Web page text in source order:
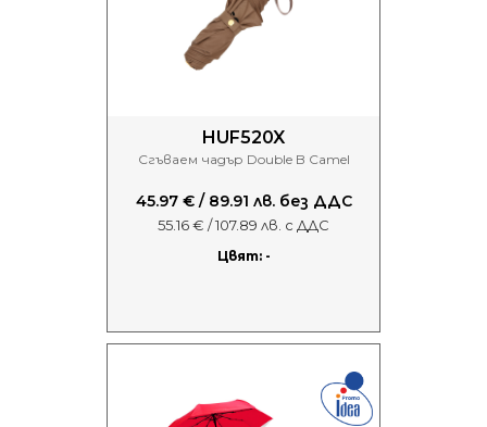
HUF520X
Сгъваем чадър Double B Camel
45.97 € / 89.91 лв. без ДДС
55.16 € / 107.89 лв. с ДДС
Цвят: -